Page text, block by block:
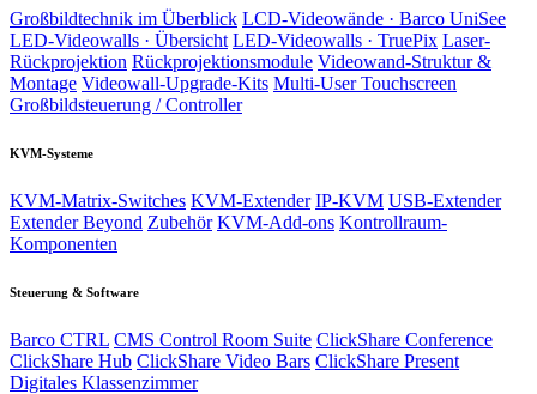
Großbildtechnik im Überblick LCD-Videowände · Barco UniSee
LED-Videowalls · Übersicht LED-Videowalls · TruePix Laser-
Rückprojektion Rückprojektionsmodule Videowand-Struktur &
Montage Videowall-Upgrade-Kits Multi-User Touchscreen
Großbildsteuerung / Controller
KVM-Systeme
KVM-Matrix-Switches KVM-Extender IP-KVM USB-Extender
Extender Beyond Zubehör KVM-Add-ons Kontrollraum-
Komponenten
Steuerung & Software
Barco CTRL CMS Control Room Suite ClickShare Conference
ClickShare Hub ClickShare Video Bars ClickShare Present
Digitales Klassenzimmer